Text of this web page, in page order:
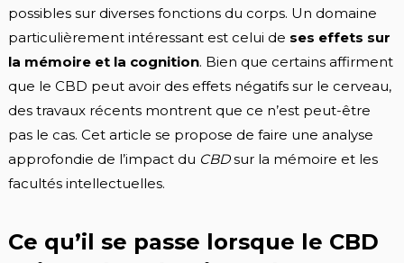
possibles sur diverses fonctions du corps. Un domaine
particulièrement intéressant est celui de ses effets sur
la mémoire et la cognition. Bien que certains affirment
que le CBD peut avoir des effets négatifs sur le cerveau,
des travaux récents montrent que ce n’est peut-être
pas le cas. Cet article se propose de faire une analyse
approfondie de l’impact du CBDsur la mémoire et les
facultés intellectuelles.
Ce qu’il se passe lorsque le CBD